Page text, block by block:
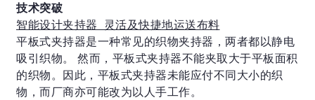
技术突破
智能设计夹持器 灵活及快捷地运送布料
平板式夹持器是一种常见的织物夹持器，两者都以静电
吸引织物。 然而，平板式夹持器不能夹取大于平板面积
的织物。因此，平板式夹持器未能应付不同大小的织
物，而厂商亦可能改为以人手工作。